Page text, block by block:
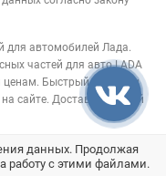
для автомобилей Лада.
частей для авто LADA
ценам. Быстрый подбор и
сайте. Доставка по всей
карта сайта;
данных. Продолжая
работу с этими файлами.